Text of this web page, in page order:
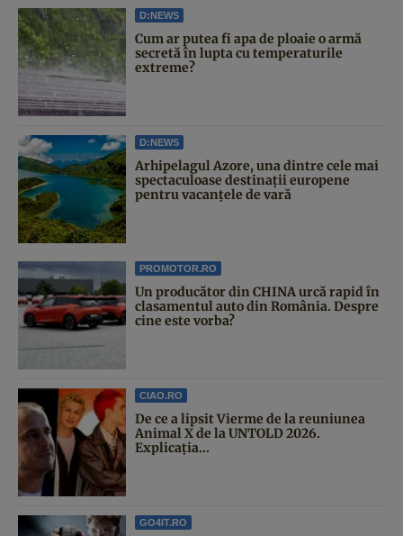
D:NEWS
Cum ar putea fi apa de ploaie o armă
secretă în lupta cu temperaturile
extreme?
D:NEWS
Arhipelagul Azore, una dintre cele mai
spectaculoase destinații europene
pentru vacanțele de vară
PROMOTOR.RO
Un producător din CHINA urcă rapid în
clasamentul auto din România. Despre
cine este vorba?
CIAO.RO
De ce a lipsit Vierme de la reuniunea
Animal X de la UNTOLD 2026.
Explicația...
GO4IT.RO